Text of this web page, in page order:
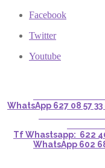
Facebook
Twitter
Youtube
Telf. 91
WhatsApp 627 08 57
Telf. 91
Telf.
Tf Whastsapp: 622
WhatsApp 602